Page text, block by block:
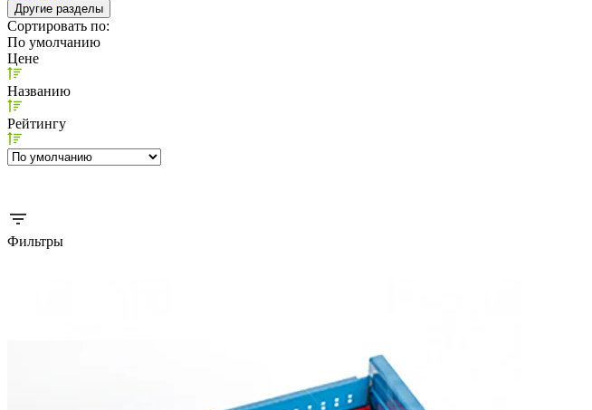
Другие разделы
Сортировать по:
По умолчанию
Цене
Названию
Рейтингу
Фильтры